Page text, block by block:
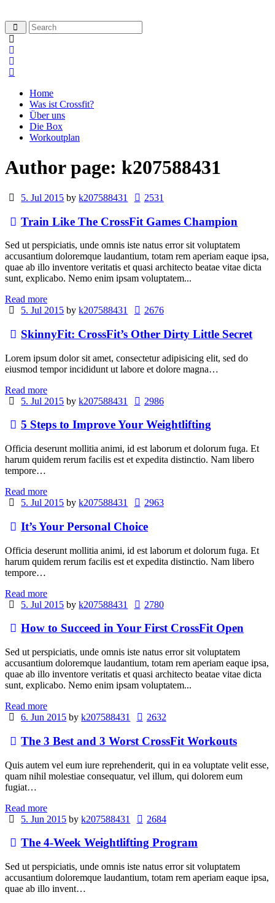
Home
Was ist Crossfit?
Über uns
Die Box
Workoutplan
Author page: k207588431
5. Jul 2015 byk207588431 2531
Train Like The CrossFit Games Champion
Sed ut perspiciatis, unde omnis iste natus error sit voluptatem
accusantium doloremque laudantium, totam rem aperiam eaque ipsa,
quae ab illo inventore veritatis et quasi architecto beatae vitae dicta
sunt, explicabo. Nemo enim ipsam voluptatem...
Read more
5. Jul 2015 byk207588431 2676
SkinnyFit: CrossFit’s Other Dirty Little Secret
Lorem ipsum dolor sit amet, consectetur adipisicing elit, sed do
eiusmod tempor incididunt ut labore et dolore magna…
Read more
5. Jul 2015 byk207588431 2986
5 Steps to Improve Your Weightlifting
Officia deserunt mollitia animi, id est laborum et dolorum fuga. Et
harum quidem rerum facilis est et expedita distinctio. Nam libero
tempore…
Read more
5. Jul 2015 byk207588431 2963
It’s Your Personal Choice
Officia deserunt mollitia animi, id est laborum et dolorum fuga. Et
harum quidem rerum facilis est et expedita distinctio. Nam libero
tempore…
Read more
5. Jul 2015 byk207588431 2780
How to Succeed in Your First CrossFit Open
Sed ut perspiciatis, unde omnis iste natus error sit voluptatem
accusantium doloremque laudantium, totam rem aperiam eaque ipsa,
quae ab illo inventore veritatis et quasi architecto beatae vitae dicta
sunt, explicabo. Nemo enim ipsam voluptatem...
Read more
6. Jun 2015 byk207588431 2632
The 3 Best and 3 Worst CrossFit Workouts
Quis autem vel eum iure reprehenderit, qui in ea voluptate velit esse,
quam nihil molestiae consequatur, vel illum, qui dolorem eum
fugiat…
Read more
5. Jun 2015 byk207588431 2684
The 4-Week Weightlifting Program
Sed ut perspiciatis, unde omnis iste natus error sit voluptatem
accusantium doloremque laudantium, totam rem aperiam eaque ipsa,
quae ab illo invent…